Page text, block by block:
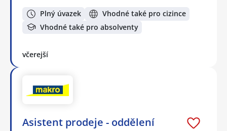
Plný úvazek
Vhodné také pro cizince
Vhodné také pro absolventy
včerejší
Asistent prodeje - oddělení